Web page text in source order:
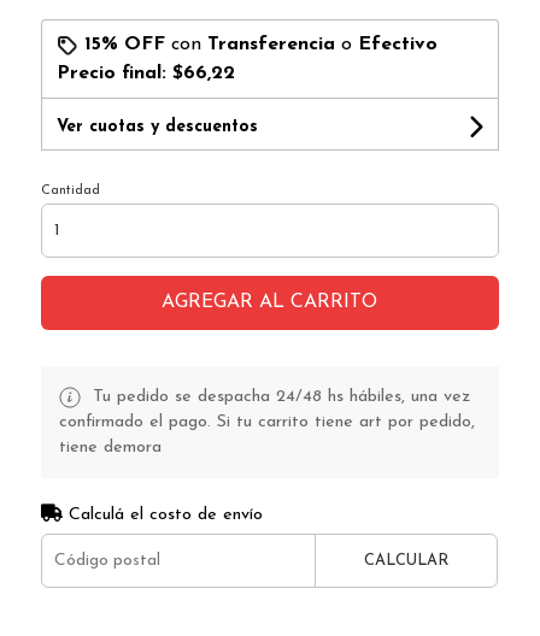
15% OFFcon Transferencia o Efectivo
Precio final: $66,22
Ver cuotas y descuentos
Cantidad
AGREGAR AL CARRITO
Tu pedido se despacha 24/48 hs hábiles, una vez
confirmado el pago. Si tu carrito tiene art por pedido,
tiene demora
Calculá el costo de envío
CALCULAR